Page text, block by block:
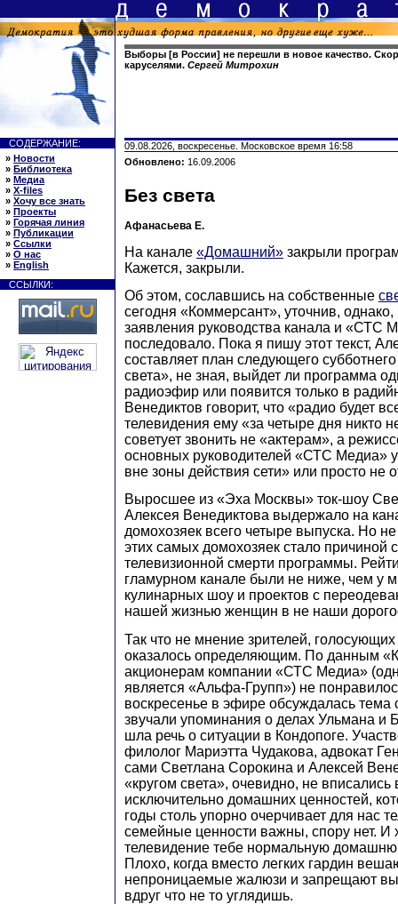
Выборы [в России] не перешли в новое качество.
каруселями. Сергей Митрохин
СОДЕРЖАНИЕ:
» Новости
» Библиотека
» Медиа
» X-files
» Хочу все знать
» Проекты
» Горячая линия
» Публикации
» Ссылки
» О нас
» English
ССЫЛКИ:
09.08.2026, воскресенье. Московское время 16:58
Обновлено: 16.09.2006
Без света
Афанасьева Е.
На канале «Домашний» закрыли
Кажется, закрыли.
Об этом, сославшись на собственные
сегодня «Коммерсант», уточнив,
заявления руководства канала и «СТС
последовало. Пока я пишу этот текст,
составляет план следующего
света», не зная, выйдет ли программа
радиоэфир или появится только в
Венедиктов говорит, что «радио будет
телевидения ему «за четыре дня никто
советует звонить не «актерам», а
основных руководителей «СТС Медиа»
вне зоны действия сети» или просто не
Выросшее из «Эха Москвы» ток-шоу
Алексея Венедиктова выдержало на
домохозяек всего четыре выпуска. Но не
этих самых домохозяек стало причиной
телевизионной смерти программы.
гламурном канале были не ниже, чем у
кулинарных шоу и проектов с
нашей жизнью женщин в не наши
Так что не мнение зрителей,
оказалось определяющим. По данным
акционерам компании «СТС Медиа»
является «Альфа-Групп») не
воскресенье в эфире обсуждалась тема
звучали упоминания о делах Ульмана и
шла речь о ситуации в Кондопоге.
филолог Мариэтта Чудакова, адвокат
сами Светлана Сорокина и Алексей
«кругом света», очевидно, не вписались
исключительно домашних ценностей,
годы столь упорно очерчивает для нас
семейные ценности важны, спору нет. И
телевидение тебе нормальную
Плохо, когда вместо легких гардин
непроницаемые жалюзи и запрещают
вдруг что не то углядишь.